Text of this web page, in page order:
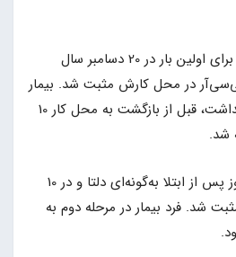
آزمایش کووید-19 این فرد برای اولین بار در 20 دسامبر سال
در محل کارش مثبت شد. بیمار
که در ابتدا هیچ علائمی نداشت، قبل از بازگشت به محل کار 10
شد.
آزمایش این فرد تنها 20 روز پس از ابتلا به‌گونه‌ای دلتا و در 10
شد. فرد بیمار در مرحله دوم به